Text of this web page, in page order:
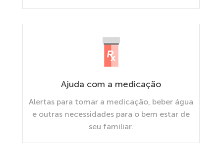
Ajuda com a medicação
Alertas para tomar a medicação, beber água
e outras necessidades para o bem estar de
seu familiar.